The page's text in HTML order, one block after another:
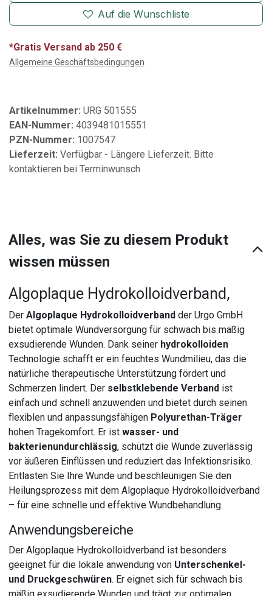
Auf die Wunschliste
*Gratis Versand ab 250 €
Allgemeine Geschäftsbedingungen
Artikelnummer: URG 501555
EAN-Nummer: 4039481015551
PZN-Nummer: 1007547
Lieferzeit: Verfügbar - Längere Lieferzeit. Bitte
kontaktieren bei Terminwunsch
Alles, was Sie zu diesem Produkt
wissen müssen
Algoplaque Hydrokolloidverband,
DerAlgoplaque Hydrokolloidverband der Urgo GmbH
bietet optimale Wundversorgung für schwach bis mäßig
exsudierende Wunden. Dank seiner hydrokolloiden
Technologie schafft er ein feuchtes Wundmilieu, das die
natürliche therapeutische Unterstützung fördert und
Schmerzen lindert. Der selbstklebende Verband ist
einfach und schnell anzuwenden und bietet durch seinen
flexiblen und anpassungsfähigen Polyurethan-Träger
hohen Tragekomfort. Er istwasser- und
bakterienundurchlässig, schützt die Wunde zuverlässig
vor äußeren Einflüssen und reduziert das Infektionsrisiko.
Entlasten Sie Ihre Wunde und beschleunigen Sie den
Heilungsprozess mit dem Algoplaque Hydrokolloidverband
– für eine schnelle und effektive Wundbehandlung.
Anwendungsbereiche
Der Algoplaque Hydrokolloidverband ist besonders
geeignet für die lokale anwendung von Unterschenkel-
und Druckgeschwüren. Er eignet sich für schwach bis
mäßig exsudierende Wunden und trägt zur optimalen